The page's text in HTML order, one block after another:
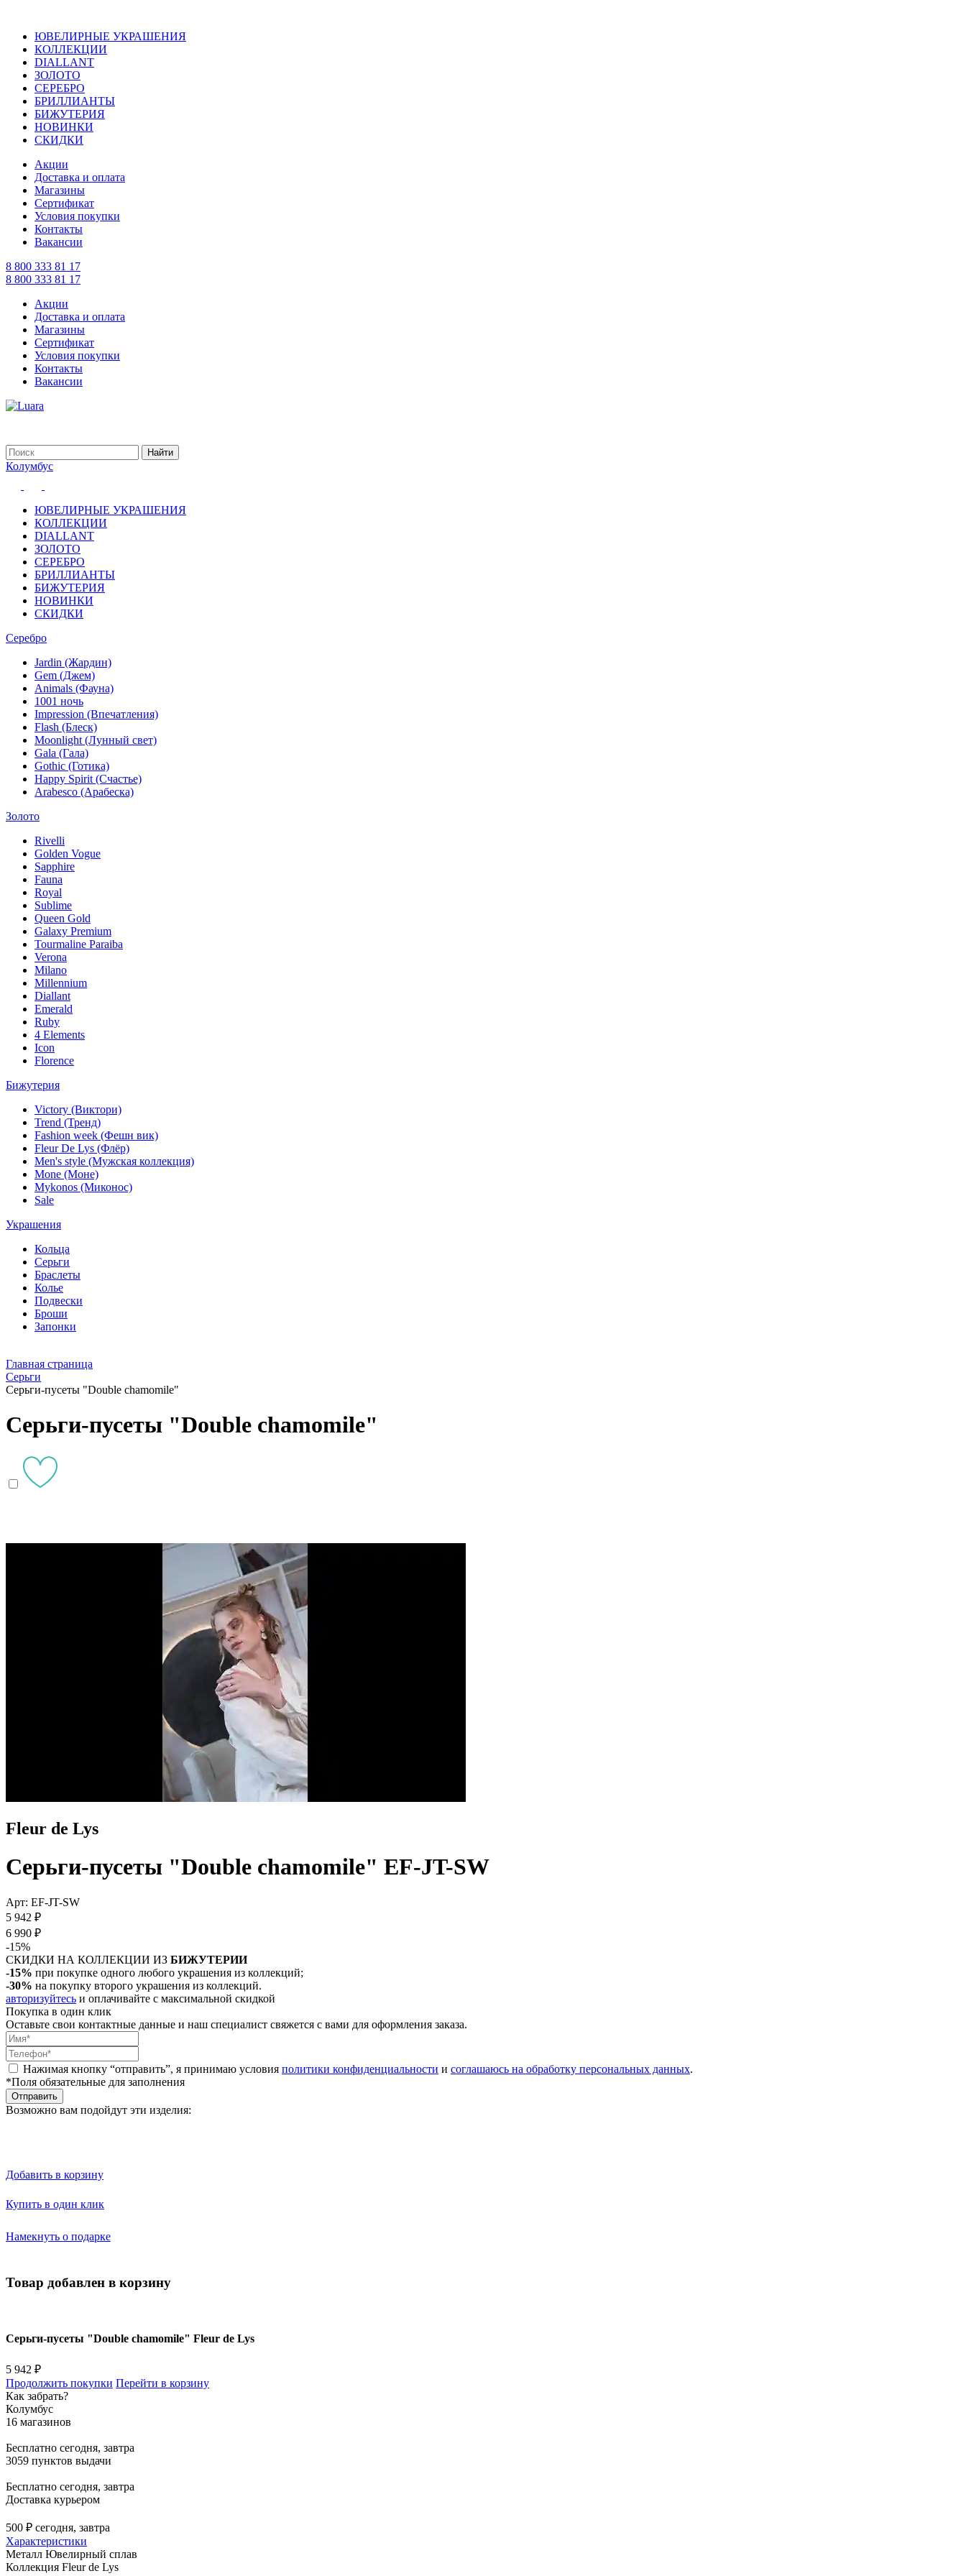
ЮВЕЛИРНЫЕ УКРАШЕНИЯ
КОЛЛЕКЦИИ
DIALLANT
ЗОЛОТО
СЕРЕБРО
БРИЛЛИАНТЫ
БИЖУТЕРИЯ
НОВИНКИ
СКИДКИ
Акции
Доставка и оплата
Магазины
Сертификат
Условия покупки
Контакты
Вакансии
8 800 333 81 17
8 800 333 81 17
Акции
Доставка и оплата
Магазины
Сертификат
Условия покупки
Контакты
Вакансии
Колумбус
ЮВЕЛИРНЫЕ УКРАШЕНИЯ
КОЛЛЕКЦИИ
DIALLANT
ЗОЛОТО
СЕРЕБРО
БРИЛЛИАНТЫ
БИЖУТЕРИЯ
НОВИНКИ
СКИДКИ
Серебро
Jardin (Жардин)
Gem (Джем)
Animals (Фауна)
1001 ночь
Impression (Впечатления)
Flash (Блеск)
Moonlight (Лунный свет)
Gala (Гала)
Gothic (Готика)
Happy Spirit (Счастье)
Arabesco (Арабеска)
Золото
Rivelli
Golden Vogue
Sapphire
Fauna
Royal
Sublime
Queen Gold
Galaxy Premium
Tourmaline Paraiba
Verona
Milano
Millennium
Diallant
Emerald
Ruby
4 Elements
Icon
Florence
Бижутерия
Victory (Виктори)
Trend (Тренд)
Fashion week (Фешн вик)
Fleur De Lys (Флёр)
Men's style (Мужская коллекция)
Mone (Моне)
Mykonos (Миконос)
Sale
Украшения
Кольца
Серьги
Браслеты
Колье
Подвески
Броши
Запонки
Главная страница
Серьги
Серьги-пусеты "Double chamomile"
Серьги-пусеты "Double chamomile"
Fleur de Lys
Серьги-пусеты "Double chamomile" EF-JT-SW
Арт: EF-JT-SW
5 942 ₽
6 990 ₽
-15%
СКИДКИ НА КОЛЛЕКЦИИ ИЗ БИЖУТЕРИИ
-15% при покупке одного любого украшения из коллекций;
-30% на покупку второго украшения из коллекций.
авторизуйтесь и оплачивайте с максимальной скидкой
Покупка в один клик
Оставьте свои контактные данные и наш специалист свяжется с вами для оформления заказа.
Нажимая кнопку “отправить”, я принимаю условия политики конфиденциальности и соглашаюсь на обработку персональных данных.
*Поля обязательные для заполнения
Отправить
Возможно вам подойдут эти изделия:
Добавить в корзину
Купить в один клик
Намекнуть о подарке
Товар добавлен в корзину
Серьги-пусеты "Double chamomile" Fleur de Lys
5 942 ₽
Продолжить покупки Перейти в корзину
Как забрать?
Колумбус
16 магазинов
Бесплатно сегодня, завтра
3059 пунктов выдачи
Бесплатно сегодня, завтра
Доставка курьером
500 ₽ сегодня, завтра
Характеристики
Металл Ювелирный сплав
Коллекция Fleur de Lys